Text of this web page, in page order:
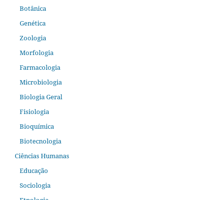
Botânica
Genética
Zoologia
Morfologia
Farmacologia
Microbiologia
Biologia Geral
Fisiologia
Bioquímica
Biotecnologia
Ciências Humanas
Educação
Sociologia